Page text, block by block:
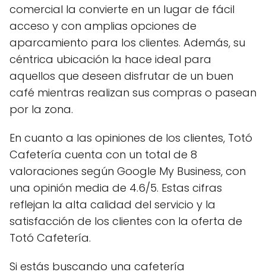
comercial la convierte en un lugar de fácil
acceso y con amplias opciones de
aparcamiento para los clientes. Además, su
céntrica ubicación la hace ideal para
aquellos que deseen disfrutar de un buen
café mientras realizan sus compras o pasean
por la zona.
En cuanto a las opiniones de los clientes, Totó
Cafetería cuenta con un total de 8
valoraciones según Google My Business, con
una opinión media de 4.6/5. Estas cifras
reflejan la alta calidad del servicio y la
satisfacción de los clientes con la oferta de
Totó Cafetería.
Si estás buscando una cafetería